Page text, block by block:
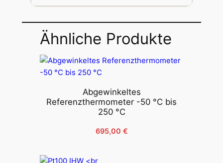
Ähnliche Produkte
Abgewinkeltes
Referenzthermometer -50 °C bis
250 °C
695,00 €